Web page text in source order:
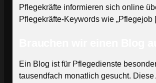
Pflegekräfte informieren sich online
Pflegekräfte-Keywords wie „Pflegejob
Ein Blog ist für Pflegedienste
tausendfach monatlich gesucht.